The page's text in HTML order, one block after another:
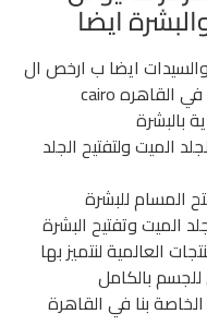
ايضا
ايضا ب ارخص ال
اسعار و أفضل المنتجات بمراكز نا في القاهره cairo
الميت ولتفتيح الجلد
المسام للبشرة
الميت وتفتيح البشرة
العالمية لنتميز بها
بالكامل
بنا في القاهرة